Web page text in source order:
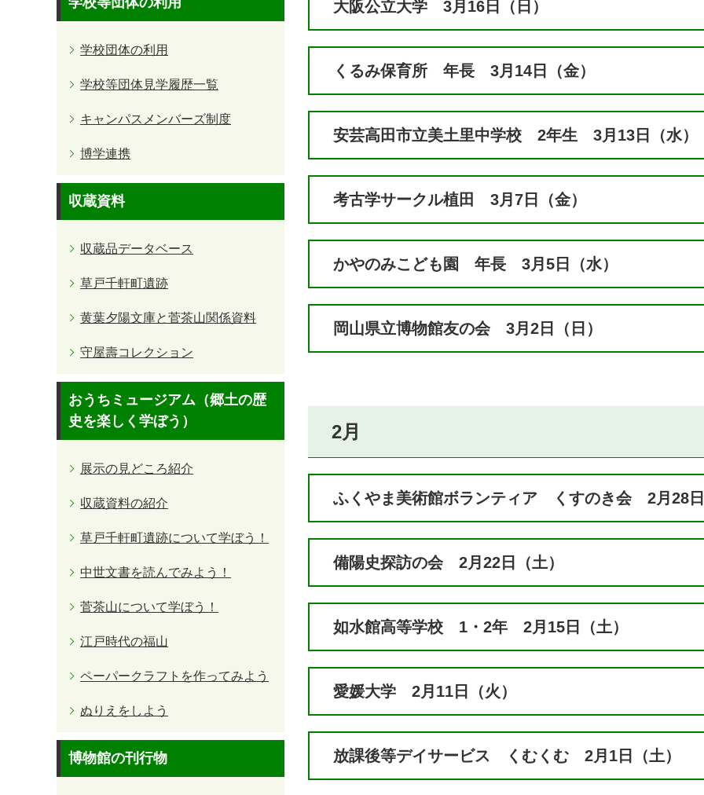
大阪公立大学 3月16日（日）
くるみ保育所 年長 3月14日（金）
安芸高田市立美土里中学校 2年生 3月13日（水）
考古学サークル植田 3月7日（金）
かやのみこども園 年長 3月5日（水）
岡山県立博物館友の会 3月2日（日）
2月
ふくやま美術館ボランティア くすのき会 2月28
備陽史探訪の会 2月22日（土）
如水館高等学校 1・2年 2月15日（土）
愛媛大学 2月11日（火）
放課後等デイサービス くむくむ 2月1日（土）
学校団体の利用
学校等団体見学履歴一覧
キャンパスメンバーズ制度
博学連携
収蔵資料
収蔵品データベース
草戸千軒町遺跡
黄葉夕陽文庫と菅茶山関係資料
守屋壽コレクション
おうちミュージアム（郷土の歴
史を楽しく学ぼう）
展示の見どころ紹介
収蔵資料の紹介
草戸千軒町遺跡について学ぼう！
中世文書を読んでみよう！
菅茶山について学ぼう！
江戸時代の福山
ペーパークラフトを作ってみよう
ぬりえをしよう
博物館の刊行物